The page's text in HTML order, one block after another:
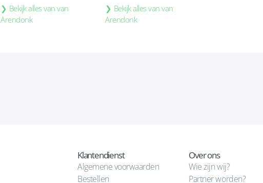
Bekijk alles van van
Arendonk
Bekijk alles van van
Arendonk
Klantendienst
Algemene voorwaarden
Bestellen
Over ons
Wie zijn wij?
Partner worden?